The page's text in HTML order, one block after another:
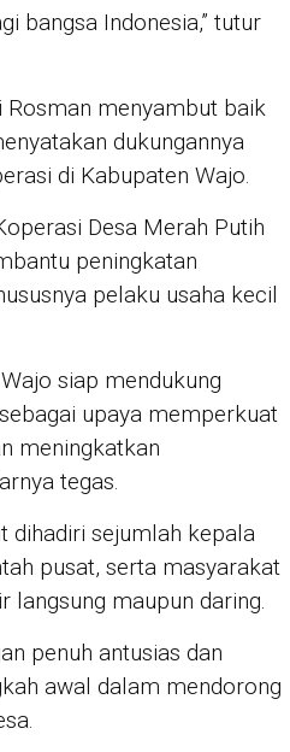
bangsa Indonesia,” tutur
Rosman menyambut baik
dukungannya
di Kabupaten Wajo.
Desa Merah Putih
peningkatan
pelaku usaha kecil
siap mendukung
upaya memperkuat
meningkatkan
tegas.
dihadiri sejumlah kepala
pusat, serta masyarakat
langsung maupun daring.
penuh antusias dan
awal dalam mendorong